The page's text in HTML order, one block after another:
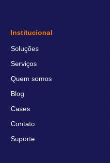
Institucional
Soluções
Serviços
Quem somos
Blog
Cases
Contato
Suporte